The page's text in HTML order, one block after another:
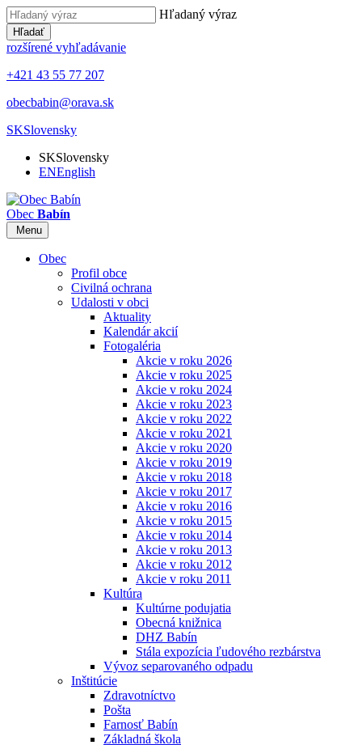
Hľadaný výraz
Hľadať
rozšírené vyhľadávanie
+421 43 55 77 207
obecbabin@orava.sk
SKSlovensky
SKSlovensky
ENEnglish
Obec Babín
Menu
Obec
Profil obce
Civilná ochrana
Udalosti v obci
Aktuality
Kalendár akcií
Fotogaléria
Akcie v roku 2026
Akcie v roku 2025
Akcie v roku 2024
Akcie v roku 2023
Akcie v roku 2022
Akcie v roku 2021
Akcie v roku 2020
Akcie v roku 2019
Akcie v roku 2018
Akcie v roku 2017
Akcie v roku 2016
Akcie v roku 2015
Akcie v roku 2014
Akcie v roku 2013
Akcie v roku 2012
Akcie v roku 2011
Kultúra
Kultúrne podujatia
Obecná knižnica
DHZ Babín
Stála expozícia ľudového rezbárstva
Vývoz separovaného odpadu
Inštitúcie
Zdravotníctvo
Pošta
Farnosť Babín
Základná škola